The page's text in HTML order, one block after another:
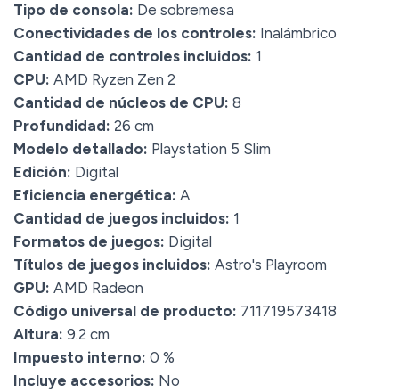
Tipo de consola: De sobremesa
Conectividades de los controles: Inalámbrico
Cantidad de controles incluidos: 1
CPU: AMD Ryzen Zen 2
Cantidad de núcleos de CPU: 8
Profundidad: 26 cm
Modelo detallado: Playstation 5 Slim
Edición: Digital
Eficiencia energética: A
Cantidad de juegos incluidos: 1
Formatos de juegos: Digital
Títulos de juegos incluidos: Astro's Playroom
GPU: AMD Radeon
Código universal de producto: 711719573418
Altura: 9.2 cm
Impuesto interno: 0 %
Incluye accesorios: No